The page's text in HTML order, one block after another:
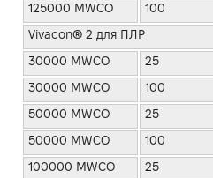
125000 MWCO
100
Vivacon® 2 для ПЛР
30000 MWCO
25
30000 MWCO
100
50000 MWCO
25
50000 MWCO
100
100000 MWCO
25